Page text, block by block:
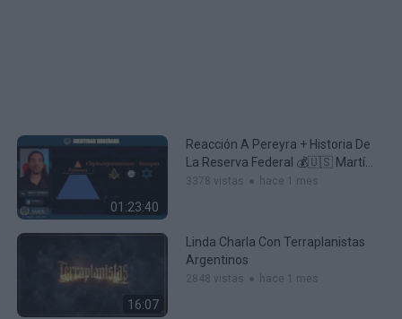
01:23:40
Reacción A Pereyra + Historia De
La Reserva Federal 💰🇺🇸 Martín
Rodríguez
3378 vistas hace 1 mes
16:07
Linda Charla Con Terraplanistas
Argentinos
2848 vistas hace 1 mes